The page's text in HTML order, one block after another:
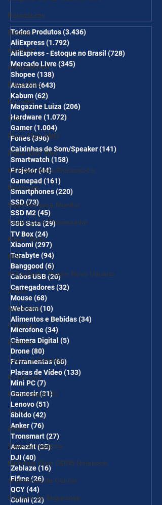
Roteadores
Baseus
iclamper
Adaptadores
Placa Mãe
Nuuvem
TVs
Placa Mãe AMD
Placa Mãe Intel
Kit Placa Mãe+Processador
Monitores
Suportes para Monitor
Cooler para Processador
Power Bank
Mifa
AliExpress - Promo Novo Usuário
Jogos
Gabinetes
Cadeiras
Realme
Copos e Garrafas
Notebooks
Fontes para PC
Temu
Shein
Eletrodomésticos
Memória Ram DDR5 Notebook
Acessórios de Celular
Câmera de Segurança
desc em 6 itens/R$25 de
desc em 10 itens) OS
CUPONS SÃO VÁLIDOS NO
COMBO
Todos Produtos(3.436)
AliExpress(1.792)
AliExpress - Estoque no Brasil (728)
Mercado Livre(345)
Shopee(138)
Amazon(643)
Kabum(62)
Magazine Luiza (206)
Hardware(1.072)
Gamer(1.004)
Fones(396)396 posts
Caixinhas de Som/Speaker(141)
Smartwatch(158)
Projetor(44)44 posts
Gamepad (161)
Smartphones(220)
SSD(73)73 posts
SSD M2(45)
SSD Sata(29)29 posts
TV Box(24)
Xiaomi (297)
Terabyte(94)
Banggood (6)
Cabos USB(20)20 posts
Carregadores(32)
Mouse(68)
Webcam(10)
Alimentos e Bebidas(34)
Microfone(34)
Câmera Digital (5)
Drone(80)
Ferramentas(60)
Placas de Vídeo(133)
Mini PC(7)
Gamesir(31)31 posts
Lenovo(51)
8bitdo(42)
Anker(76)
Tronsmart(27)
Amazfit(35)35 posts
DJI (40)
Zeblaze(16)16 posts
Fifine(26)26 posts
QCY(44)
Colmi (22) 22 posts